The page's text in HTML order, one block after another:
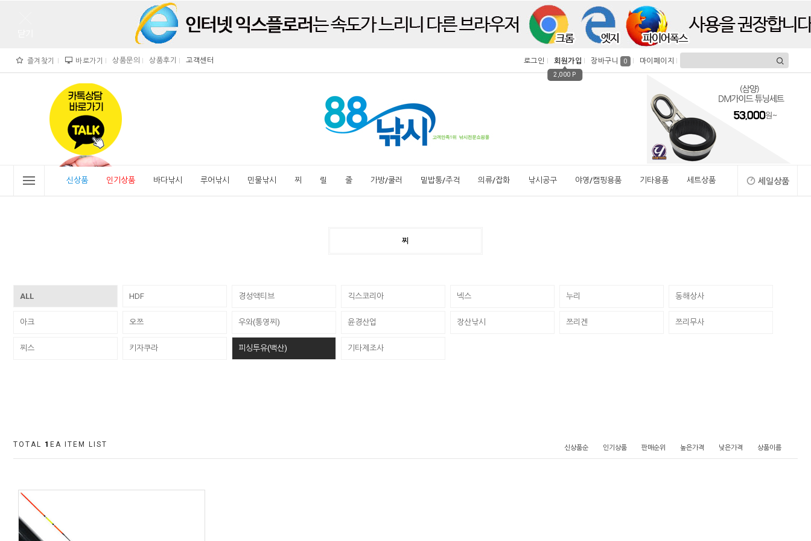
즐겨찾기 바로가기 상품문의 상품후기 고객센터 로그인 회원가입
2,000 P
장바구니 0 마이페이지
">
" alt="비린내">
신상품 인기상품 바다낚시 루어낚시 민물낚시 찌 릴 줄 가방/쿨러 밑밥통/주걱 의류/잡화 낚시공구 야영/캠핑용품 기타용품 세트상품 세일상품
찌
ALL HDF 경성액티브 긱스코리아 넥스 누리 동해상사
아크 오쯔 우와(통영찌) 윤경산업 장산낚시 쯔리겐 쯔리무사
찌스 키자쿠라 피싱투유(백산) 기타제조사
TOTAL 1 EA ITEM LIST 신상품순 인기상품 판매순위 높은가격 낮은가격 상품이름